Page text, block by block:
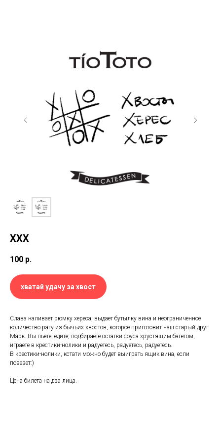
ХХХ
100 р.
хватай удачу за хвост
Слава наливает рюмку хереса, выдает бутылку вина и неограниченное
количество рагу из бычьих хвостов, которое приготовит наш старый друг
Марк. Вы пьете, едите, подбираете остатки соуса хрустящим багетом,
играете в крестики-нолики и радуетесь, радуетесь, радуетесь.
В крестики-нолики, кстати можно будет выиграть ящик вина, если
повезет:)
Цена билета на два лица.